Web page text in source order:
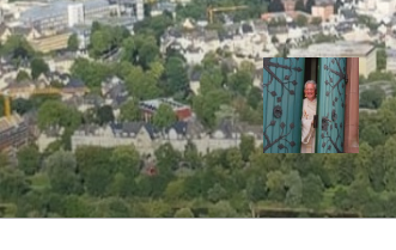
Zum
Inhalt
springen